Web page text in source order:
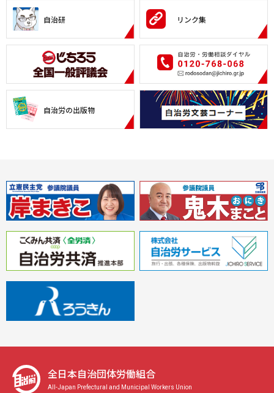
自治研 リンク集
自治労の出版物
全日本自治団体労働組合
All-Japan Prefectural and Municipal Workers Union